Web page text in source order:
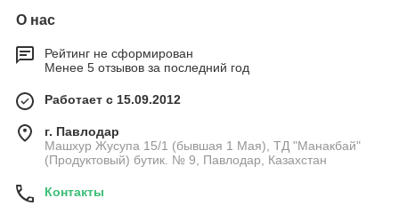
О нас
Рейтинг не сформирован
Менее 5 отзывов за последний год
Работает с 15.09.2012
г. Павлодар
Машхур Жусупа 15/1 (бывшая 1 Мая), ТД "Манакбай"
(Продуктовый) бутик. № 9, Павлодар, Казахстан
Контакты